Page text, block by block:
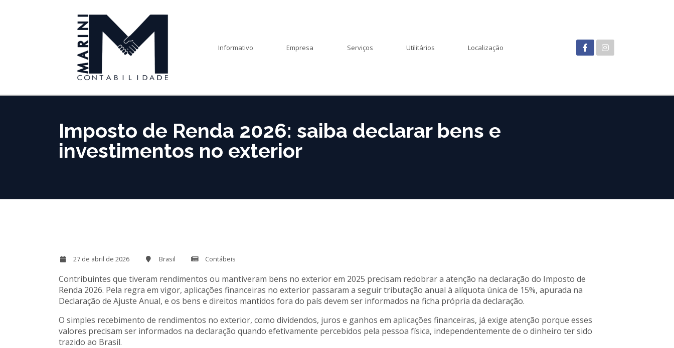
Informativo Empresa Serviços Utilitários Localização
Imposto de Renda 2026: saiba declarar bens e
investimentos no exterior
27 de abril de 2026 Brasil Contábeis
Contribuintes que tiveram rendimentos ou mantiveram bens no exterior em 2025 precisam redobrar a atenção na declaração do Imposto de
Renda 2026. Pela regra em vigor, aplicações financeiras no exterior passaram a seguir tributação anual à alíquota única de 15%, apurada na
Declaração de Ajuste Anual, e os bens e direitos mantidos fora do país devem ser informados na ficha própria da declaração.
O simples recebimento de rendimentos no exterior, como dividendos, juros e ganhos em aplicações financeiras, já exige atenção porque esses
valores precisam ser informados na declaração quando efetivamente percebidos pela pessoa física, independentemente de o dinheiro ter sido
trazido ao Brasil.